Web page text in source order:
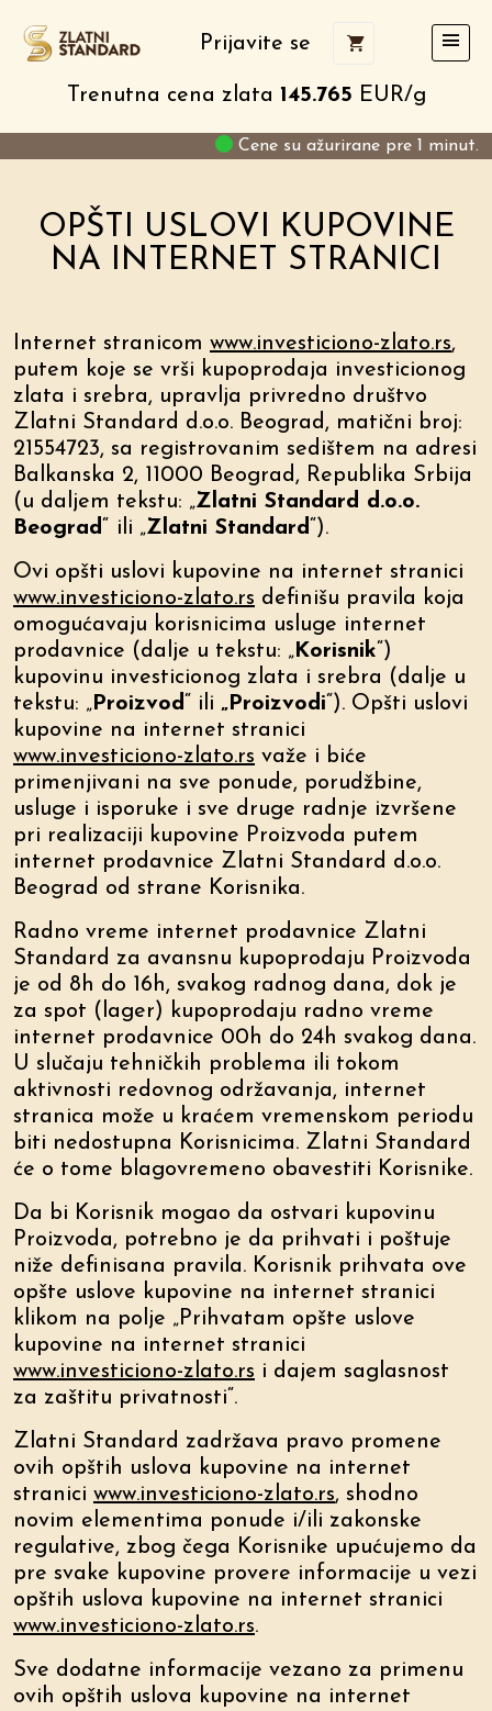
Prijavite se
Trenutna cena zlata 145.765 EUR/g
Cene su ažurirane pre 1 minut.
OPŠTI USLOVI KUPOVINE
NA INTERNET STRANICI
Internet stranicom www.investiciono-zlato.rs,
putem koje se vrši kupoprodaja investicionog
zlata i srebra, upravlja privredno društvo
Zlatni Standard d.o.o. Beograd, matični broj:
21554723, sa registrovanim sedištem na adresi
Balkanska 2, 11000 Beograd, Republika Srbija
(u daljem tekstu: „Zlatni Standard d.o.o.
Beograd
ili „Zlatni Standard “).
Ovi opšti uslovi kupovine na internet stranici
www.investiciono-zlato.rs definišu pravila koja
omogućavaju korisnicima usluge internet
prodavnice (dalje u tekstu: „Korisnik “)
kupovinu investicionog zlata i srebra (dalje u
tekstu: „Proizvod “ ili „Proizvodi “). Opšti uslovi
kupovine na internet stranici
www.investiciono-zlato.rs važe i biće
primenjivani na sve ponude, porudžbine,
usluge i isporuke i sve druge radnje izvršene
pri realizaciji kupovine Proizvoda putem
internet prodavnice Zlatni Standard d.o.o.
Beograd od strane Korisnika.
Radno vreme internet prodavnice Zlatni
Standard za avansnu kupoprodaju Proizvoda
je od 8h do 16h, svakog radnog dana, dok je
za spot (lager) kupoprodaju radno vreme
internet prodavnice 00h do 24h svakog dana.
U slučaju tehničkih problema ili tokom
aktivnosti redovnog održavanja, internet
stranica može u kraćem vremenskom periodu
biti nedostupna Korisnicima. Zlatni Standard
će o tome blagovremeno obavestiti Korisnike.
Da bi Korisnik mogao da ostvari kupovinu
Proizvoda, potrebno je da prihvati i poštuje
niže definisana pravila. Korisnik prihvata ove
opšte uslove kupovine na internet stranici
klikom na polje „Prihvatam opšte uslove
kupovine na internet stranici
www.investiciono-zlato.rs i dajem saglasnost
za zaštitu privatnosti“.
Zlatni Standard zadržava pravo promene
ovih opštih uslova kupovine na internet
stranici www.investiciono-zlato.rs, shodno
novim elementima ponude i/ili zakonske
regulative, zbog čega Korisnike upućujemo da
pre svake kupovine provere informacije u vezi
opštih uslova kupovine na internet stranici
www.investiciono-zlato.rs.
Sve dodatne informacije vezano za primenu
ovih opštih uslova kupovine na internet